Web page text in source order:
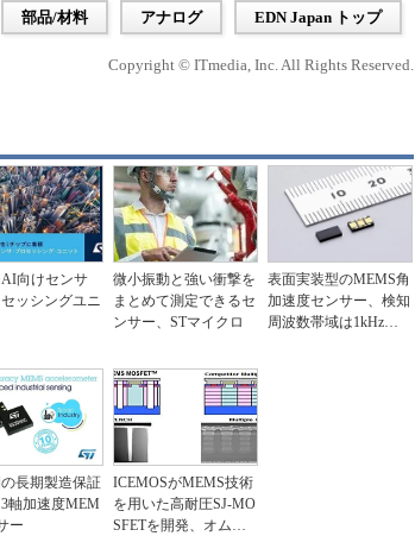
部品/材料 アナログ EDN Japan トップ
Copyright © ITmedia, Inc. All Rights Reserved.
向けセンサ
ッシングユニ
微小振動と強い衝撃を
まとめて測定できるセ
ンサー、STマイクロ
表面実装型のMEMS角
加速度センサー、検知
周波数帯域は1kHz以
長期製造保証
軸加速度MEM
ー
ICEMOSがMEMS技術
を用いた高耐圧SJ-MO
SFETを開発、オムロ